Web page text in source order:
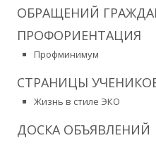
ОБРАЩЕНИЙ
ПРОФОРИЕНТАЦИЯ
Профминимум
СТРАНИЦЫ
Жизнь в стиле ЭКО
ДОСКА ОБЪЯВЛЕНИЙ